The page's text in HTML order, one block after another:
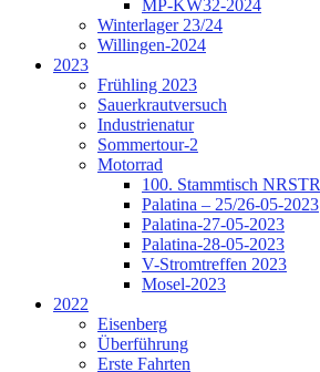
MP-KW32-2024
Winterlager 23/24
Willingen-2024
2023
Frühling 2023
Sauerkrautversuch
Industrienatur
Sommertour-2
Motorrad
100. Stammtisch NRSTR
Palatina – 25/26-05-2023
Palatina-27-05-2023
Palatina-28-05-2023
V-Stromtreffen 2023
Mosel-2023
2022
Eisenberg
Überführung
Erste Fahrten